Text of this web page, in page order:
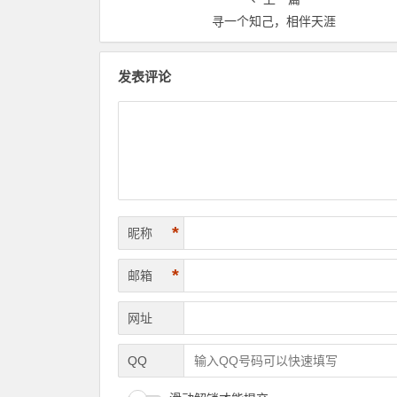
寻一个知己，相伴天涯
发表评论
昵称 *
邮箱 *
网址
QQ